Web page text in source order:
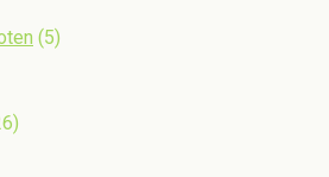
(5)